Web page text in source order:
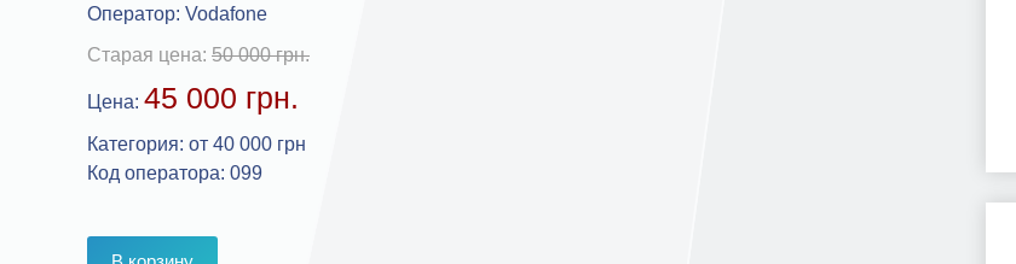
Оператор: Vodafone
Старая цена: 50 000 грн.
Цена: 45 000 грн.
Категория: от 40 000 грн
Код оператора: 099